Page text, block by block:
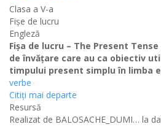
Clasa a V-a
Fișe de lucru
Engleză
Fișa de lucru – The Present
de învățare care au ca obiectiv
timpului present simplu în limba
verbe
Citiţi mai departe
Resursă
Realizat de BALOSACHE_DUMI… la